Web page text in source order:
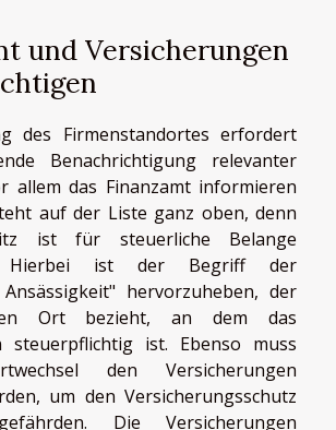
und Versicherungen
des Firmenstandortes erfordert
Benachrichtigung relevanter
allem das Finanzamt informieren
auf der Liste ganz oben, denn
ist für steuerliche Belange
Hierbei ist der Begriff der
hervorzuheben, der
Ort bezieht, an dem das
steuerpflichtig ist. Ebenso muss
den Versicherungen
um den Versicherungsschutz
Die Versicherungen